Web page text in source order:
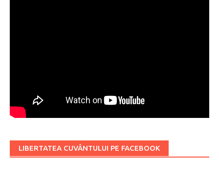
LIBERTATEA CUVÂNTULUI PE FACEBOOK